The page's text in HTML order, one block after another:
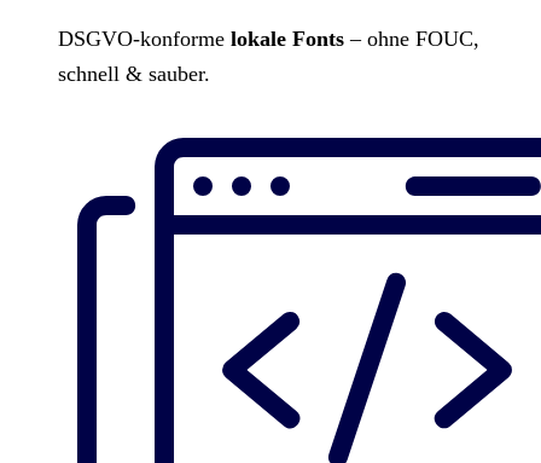
DSGVO-konforme lokale Fonts – ohne FOUC,
schnell & sauber.